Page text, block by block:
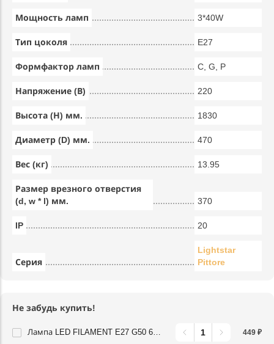
Мощность ламп 3*40W
Тип цоколя E27
Формфактор ламп C, G, P
Напряжение (В) 220
Высота (Н) мм. 1830
Диаметр (D) мм. 470
Вес (кг) 13.95
Размер врезного отверстия
(d, w * l) мм.
370
IP 20
Серия
Lightstar
Pittore
Не забудь купить!
Лампа LED FILAMENT E27 G50 6W 220V 2800K Lightstar 933822 449 ₽